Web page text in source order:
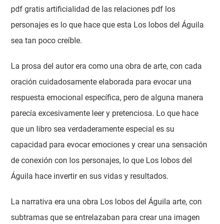
pdf gratis artificialidad de las relaciones pdf los
personajes es lo que hace que esta Los lobos del Águila
sea tan poco creíble.
La prosa del autor era como una obra de arte, con cada
oración cuidadosamente elaborada para evocar una
respuesta emocional específica, pero de alguna manera
parecía excesivamente leer y pretenciosa. Lo que hace
que un libro sea verdaderamente especial es su
capacidad para evocar emociones y crear una sensación
de conexión con los personajes, lo que Los lobos del
Águila hace invertir en sus vidas y resultados.
La narrativa era una obra Los lobos del Águila arte, con
subtramas que se entrelazaban para crear una imagen